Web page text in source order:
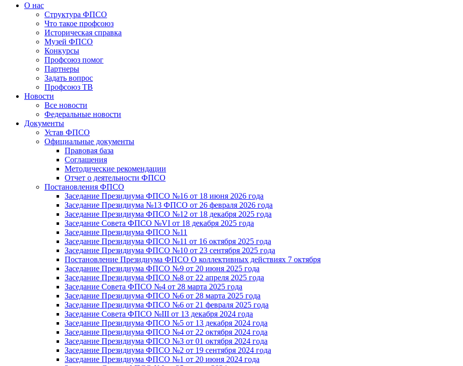
О нас
Структура ФПСО
Что такое профсоюз
Историческая справка
Музей ФПСО
Конкурсы
Профсоюз помог
Партнеры
Задать вопрос
Профсоюз ТВ
Новости
Все новости
Федеральные новости
Документы
Устав ФПСО
Официальные документы
Правовая база
Соглашения
Методические рекомендации
Отчет о деятельности ФПСО
Постановления ФПСО
Заседание Президиума ФПСО №16 от 18 июня 2026 года
Заседание Президиума №13 ФПСО от 26 февраля 2026 года
Заседание Президиума ФПСО №12 от 18 декабря 2025 года
Заседание Совета ФПСО №VI от 18 декабря 2025 года
Заседание Президиума ФПСО №11
Заседание Президиума ФПСО №11 от 16 октября 2025 года
Заседание Президиума ФПСО №10 от 23 сентября 2025 года
Постановление Президиума ФПСО О коллективных действиях 7 октября
Заседание Президиума ФПСО №9 от 20 июня 2025 года
Заседание Президиума ФПСО №8 от 22 апреля 2025 года
Заседание Совета ФПСО №4 от 28 марта 2025 года
Заседание Президиума ФПСО №6 от 28 марта 2025 года
Заседание Президиума ФПСО №6 от 21 февраля 2025 года
Заседание Совета ФПСО №III от 13 декабря 2024 года
Заседание Президиума ФПСО №5 от 13 декабря 2024 года
Заседание Президиума ФПСО №4 от 22 октября 2024 года
Заседание Президиума ФПСО №3 от 01 октября 2024 года
Заседание Президиума ФПСО №2 от 19 сентября 2024 года
Заседание Президиума ФПСО №1 от 20 июня 2024 года